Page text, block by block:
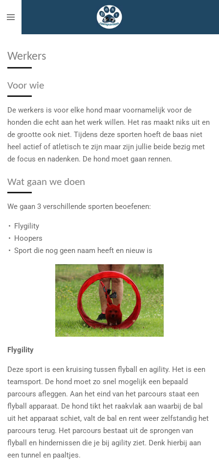
direct
hoofdinhoud
Werkers
Voor wie
De werkers is voor elke hond maar voornamelijk voor de
honden die echt aan het werk willen. Het ras maakt niks uit en
de grootte ook niet. Tijdens deze sporten hoeft de baas niet
heel actief of atletisch te zijn maar zijn jullie beide bezig met
de focus en nadenken. De hond moet gaan rennen.
Wat gaan we doen
We gaan 3 verschillende sporten beoefenen:
Flygility
Hoopers
Sport die nog geen naam heeft en nieuw is
Flygility
Deze sport is een kruising tussen flyball en agility. Het is een
teamsport. De hond moet zo snel mogelijk een bepaald
parcours afleggen. Aan het eind van het parcours staat een
flyball apparaat. De hond tikt het raakvlak aan waarbij de bal
uit het apparaat schiet, valt de bal en rent weer zelfstandig het
parcours terug. Het parcours bestaat uit de sprongen van
flyball en hindernissen die je bij agility ziet. Denk hierbij aan
een tunnel en paaltjes.